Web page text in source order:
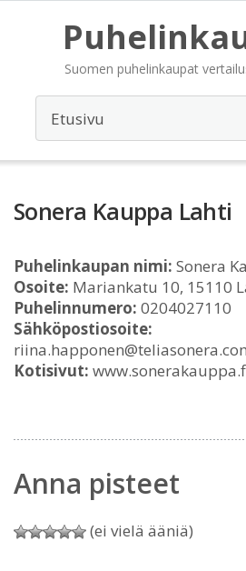
Suomen puhelinkaupat
Sonera Kauppa Lahti
Puhelinkaupan nimi: Sonera
Osoite: Mariankatu 10, 15110
Puhelinnumero: 0204027110
Sähköpostiosoite:
Kotisivut:
Anna pisteet
(ei vielä ääniä)